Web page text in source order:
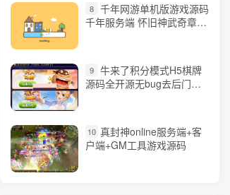
8 千年网游单机版游戏源码
千年服务端 怀旧神武奇章一
9 牛来了积分模式H5棋牌
源码全开源无bug去后门无
10 真封神online服务端+客
户端+GM工具游戏源码